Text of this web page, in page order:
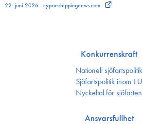
22. juni 2026 - cyprusshippingnews.com
Konkurrenskraft
Nationell sjöfartspolitik
Sjöfarts­politik inom EU
Nyckeltal för sjöfarten
Ansvarsfullhet